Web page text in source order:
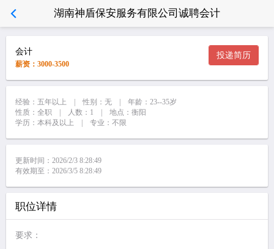
湖南神盾保安服务有限公司诚聘会计
会计 投递简历
薪资：3000-3500
经验：五年以上 | 性别：无 | 年龄：23--35岁
性质：全职 | 人数：1 | 地点：衡阳
学历：本科及以上 | 专业：不限
更新时间：2026/2/3 8:28:49
有效期至：2026/3/5 8:28:49
职位详情
要求：